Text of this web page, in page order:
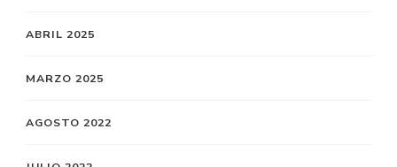
ABRIL 2025
MARZO 2025
AGOSTO 2022